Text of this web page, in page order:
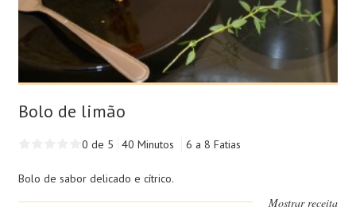
Bolo de limão
0 de 5 40 Minutos 6 a 8 Fatias
Bolo de sabor delicado e cítrico.
Mostrar receita